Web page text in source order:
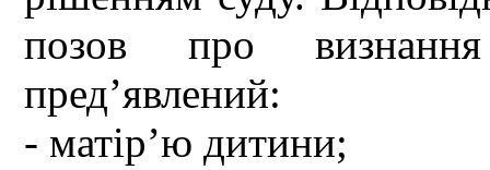
позов про
пред’явлений:
- матір’ю дитини;